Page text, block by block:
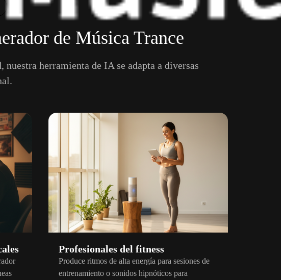
de Música Trance
herramienta de IA se adapta a diversas
Profesionales del fitness
Produce ritmos de alta energía para sesiones de
entrenamiento o sonidos hipnóticos para